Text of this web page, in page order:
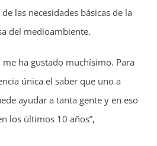
las necesidades básicas de la
del medioambiente.
ha gustado muchísimo. Para
única el saber que uno a
ayudar a tanta gente y en eso
los últimos 10 años”,